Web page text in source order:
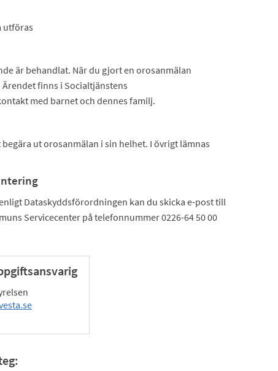
utföras
är behandlat. När du gjort en orosanmälan
finns i Socialtjänstens
med barnet och dennes familj.
ut orosanmälan i sin helhet. I övrigt lämnas
Dataskyddsförordningen kan du skicka e-post till
Servicecenter på telefonnummer 0226-64 50 00